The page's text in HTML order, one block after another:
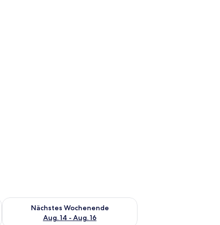
Aug. 7 - Aug. 9.
Nächstes Wochenende
Aug. 14 - Aug. 16
Überprüfe die Verfügbarkeit für nächstes Wochenende, Aug.